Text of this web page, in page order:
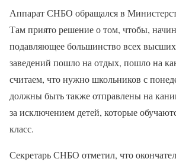
Аппарат СНБО обращался в
Там приято решение о том, чтобы,
подавляющее большинство всех
заведений пошло на отдых, пошло на
считаем, что нужно школьников с
должны быть также отправлены на
за исключением детей, которые
класс.
Секретарь СНБО отметил, что